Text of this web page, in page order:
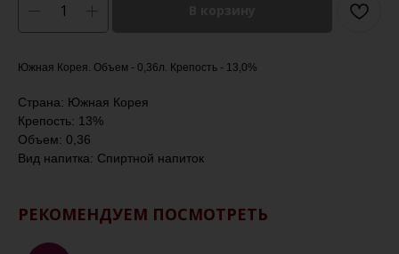
Южная Корея. Объем - 0,36л. Крепость - 13,0%
Страна: Южная Корея
Крепость: 13%
Объем: 0,36
Вид напитка: Спиртной напиток
РЕКОМЕНДУЕМ ПОСМОТРЕТЬ